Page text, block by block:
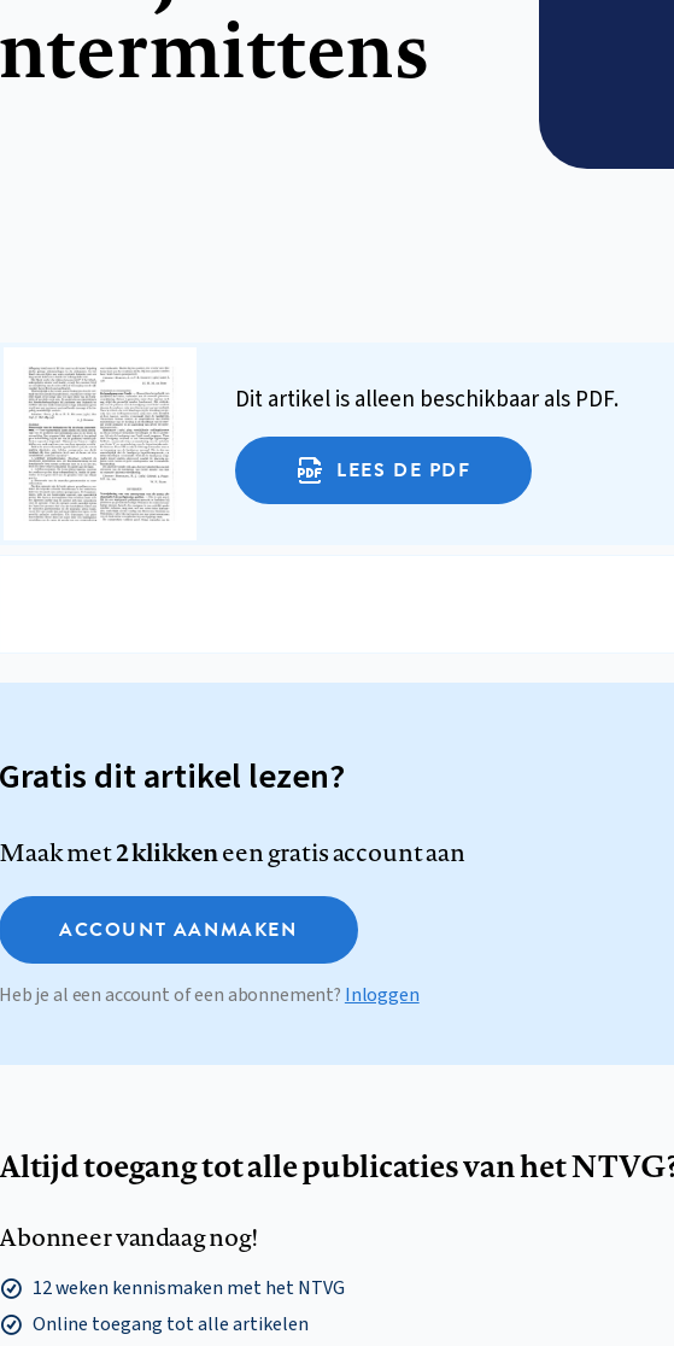
Dit artikel is alleen beschikbaar als PDF.
LEES DE PDF
Gratis dit artikel lezen?
Maak met2 klikkeneen gratis account aan
ACCOUNT AANMAKEN
Heb je al een account of een abonnement? Inloggen
Altijd toegang tot alle publicaties van het
Abonneer vandaag nog!
12 weken kennismaken met het NTVG
Online toegang tot alle artikelen